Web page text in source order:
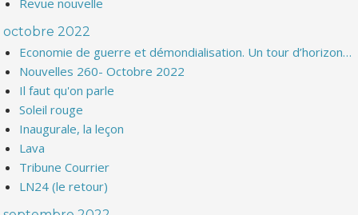
Revue nouvelle
octobre 2022
Economie de guerre et démondialisation. Un tour d’horizon…
Nouvelles 260- Octobre 2022
Il faut qu'on parle
Soleil rouge
Inaugurale, la leçon
Lava
Tribune Courrier
LN24 (le retour)